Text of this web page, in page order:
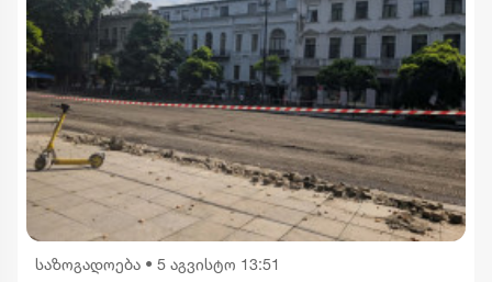
საზოგადოება • 5 აგვისტო 13:51